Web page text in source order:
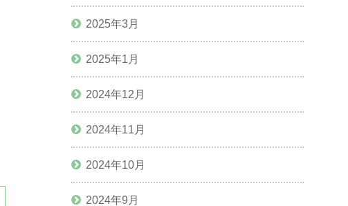
2025年3月
2025年1月
2024年12月
2024年11月
2024年10月
2024年9月